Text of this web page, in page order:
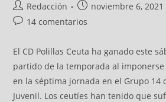
Redacción noviembre 6, 2021
14 comentarios
El CD Polillas Ceuta ha ganado este
partido de la temporada al imponerse
en la séptima jornada en el Grupo 14
Juvenil. Los ceutíes han tenido que